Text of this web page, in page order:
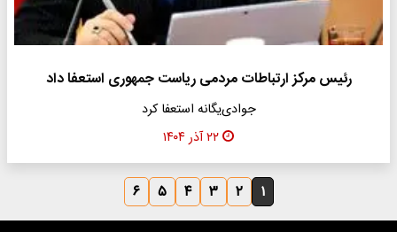
رئیس مرکز ارتباطات مردمی ریاست جمهوری استعفا داد
جوادی‌یگانه استعفا کرد
۲۲ آذر ۱۴۰۴
۱ ۲ ۳ ۴ ۵ ۶